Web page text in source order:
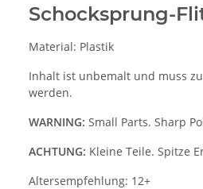
Schocksprung-
Material: Plastik
Inhalt ist unbemalt und muss
werden.
WARNING: Small Parts. Sharp
ACHTUNG: Kleine Teile. Spitze
Altersempfehlung: 12+